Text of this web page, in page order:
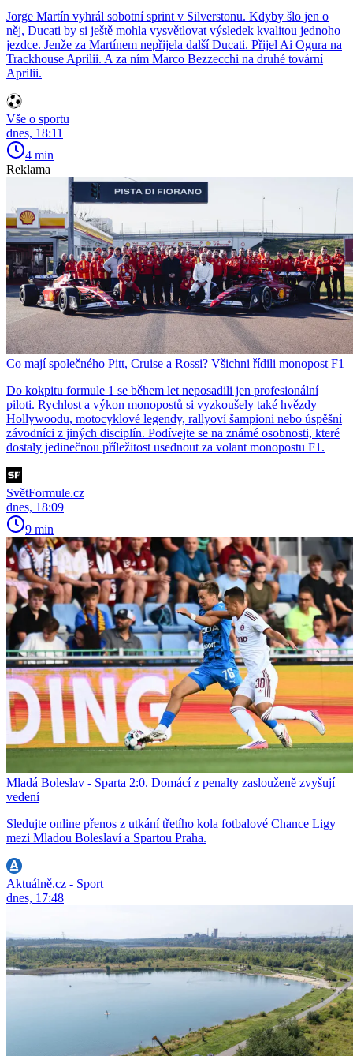
Jorge Martín vyhrál sobotní sprint v Silverstonu. Kdyby šlo jen o
něj, Ducati by si ještě mohla vysvětlovat výsledek kvalitou jednoho
jezdce. Jenže za Martínem nepřijela další Ducati. Přijel Ai Ogura na
Trackhouse Aprilii. A za ním Marco Bezzecchi na druhé tovární
Aprilii.
Vše o sportu
dnes, 18:11
4 min
Reklama
Co mají společného Pitt, Cruise a Rossi? Všichni řídili monopost F1
Do kokpitu formule 1 se během let neposadili jen profesionální
piloti. Rychlost a výkon monopostů si vyzkoušely také hvězdy
Hollywoodu, motocyklové legendy, rallyoví šampioni nebo úspěšní
závodníci z jiných disciplín. Podívejte se na známé osobnosti, které
dostaly jedinečnou příležitost usednout za volant monopostu F1.
SvětFormule.cz
dnes, 18:09
9 min
Mladá Boleslav - Sparta 2:0. Domácí z penalty zaslouženě zvyšují
vedení
Sledujte online přenos z utkání třetího kola fotbalové Chance Ligy
mezi Mladou Boleslaví a Spartou Praha.
Aktuálně.cz - Sport
dnes, 17:48